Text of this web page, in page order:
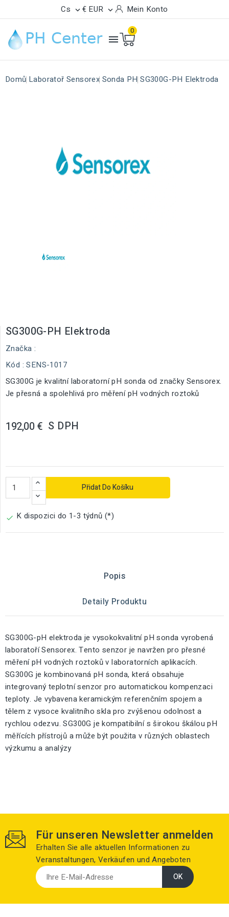
Cs  € EUR  Mein Konto

0
Domů Laboratoř Sensorex Sonda PH SG300G-PH Elektroda
SG300G-PH Elektroda
Značka :
Kód : SENS-1017
SG300G je kvalitní laboratorní pH sonda od značky Sensorex.
Je přesná a spolehlivá pro měření pH vodných roztoků
192,00 € S DPH
Přidat Do Košíku
 K dispozici do 1-3 týdnů (*)
Popis
Detaily Produktu
SG300G-pH elektroda je vysokokvalitní pH sonda vyrobená
laboratoří Sensorex. Tento senzor je navržen pro přesné
měření pH vodných roztoků v laboratorních aplikacích.
SG300G je kombinovaná pH sonda, která obsahuje
integrovaný teplotní senzor pro automatickou kompenzaci
teploty. Je vybavena keramickým referenčním spojem a
tělem z vysoce kvalitního skla pro zvýšenou odolnost a
rychlou odezvu. SG300G je kompatibilní s širokou škálou pH
měřících přístrojů a může být použita v různých oblastech
výzkumu a analýzy
Für unseren Newsletter anmelden
Erhalten Sie alle aktuellen Informationen zu
Veranstaltungen, Verkäufen und Angeboten